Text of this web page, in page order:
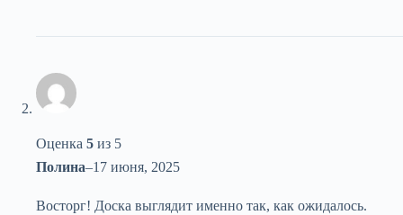
Оценка 5 из 5
Полина–17 июня, 2025
Восторг! Доска выглядит именно так, как ожидалось.